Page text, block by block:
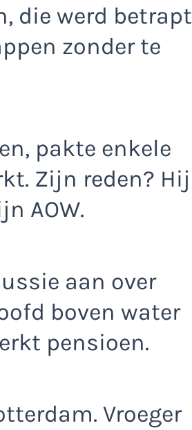
die werd betrapt
zonder te
pakte enkele
Zijn reden? Hij
AOW.
aan over
boven water
pensioen.
Vroeger